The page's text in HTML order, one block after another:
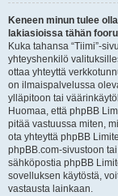
Keneen minun tulee
lakiasioissa tähän
Kuka tahansa “Tiimi”-
yhteyshenkilö
ottaa yhteyttä
on ilmaispalvelussa
ylläpitoon tai
Huomaa, että phpBB
pitää vastuussa miten,
ota yhteyttä phpBB
phpBB.com-sivustoon
sähköpostia phpBB
sovelluksen käytöstä,
vastausta lainkaan.